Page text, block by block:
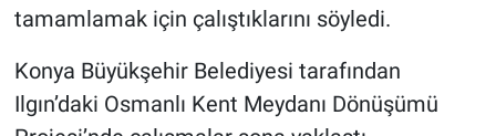
tamamlamak için çalıştıklarını söyledi.
Konya Büyükşehir Belediyesi tarafından
Ilgın’daki Osmanlı Kent Meydanı Dönüşümü